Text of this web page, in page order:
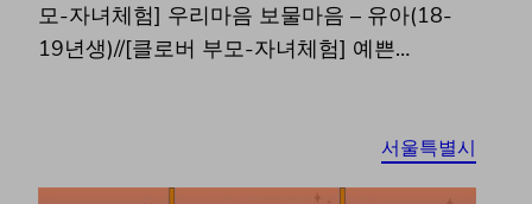
모-자녀체험] 우리마음 보물마음 – 유아(18-
19년생)//[클로버 부모-자녀체험] 예쁜…
서울특별시